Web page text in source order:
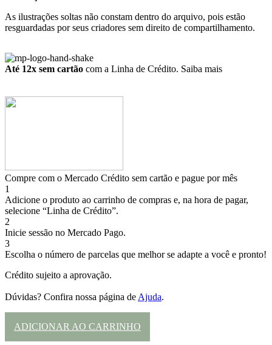
As ilustrações soltas não constam dentro do arquivo, pois estão
resguardadas por seus criadores sem direito de compartilhamento.
Até 12x sem cartão com a Linha de Crédito. Saiba mais
Compre com o Mercado Crédito sem cartão e pague por mês
1
Adicione o produto ao carrinho de compras e, na hora de pagar,
selecione “Linha de Crédito”.
2
Inicie sessão no Mercado Pago.
3
Escolha o número de parcelas que melhor se adapte a você e pronto!
Crédito sujeito a aprovação.
Dúvidas? Confira nossa página de Ajuda.
ADICIONAR AO CARRINHO